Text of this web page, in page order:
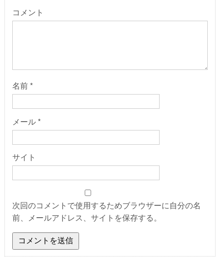
コメント
名前 *
メール *
サイト
次回のコメントで使用するためブラウザーに自分の名
前、メールアドレス、サイトを保存する。